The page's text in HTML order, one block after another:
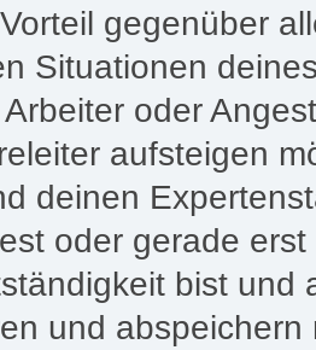
gegenüber
Situationen
oder
aufsteigen
deinen
oder gerade
bist und
und